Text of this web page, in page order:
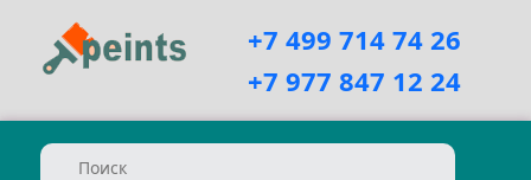
+7 499 714 74 26
+7 977 847 12 24